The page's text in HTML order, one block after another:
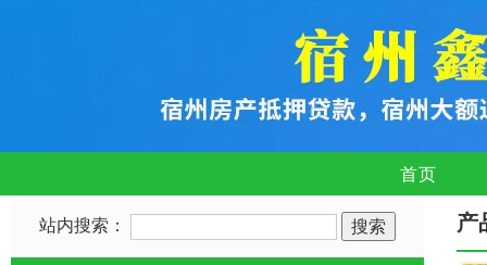
首页
站内搜索： 产